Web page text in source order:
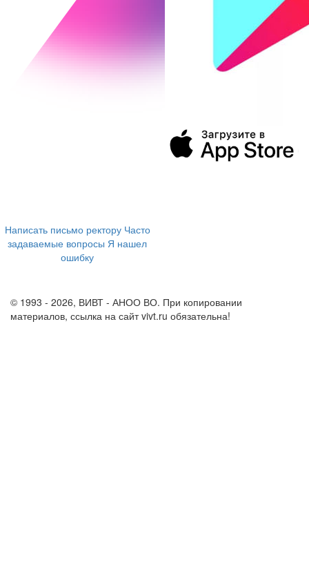
Написать письмо ректору Часто
задаваемые вопросы Я нашел
ошибку
© 1993 - 2026, ВИВТ - АНОО ВО. При копировании
материалов, ссылка на сайт vivt.ru обязательна!